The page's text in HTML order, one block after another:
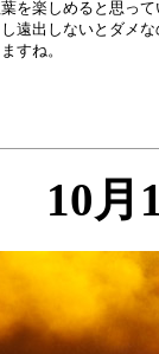
を楽しめると思っ
遠出しないとダメ
10月